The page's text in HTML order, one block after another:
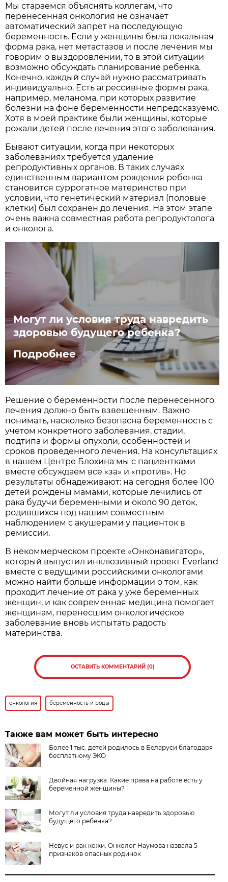
Мы стараемся объяснять коллегам, что
перенесенная онкология не означает
автоматический запрет на последующую
беременность. Если у женщины была локальная
форма рака, нет метастазов и после лечения мы
говорим о выздоровлении, то в этой ситуации
возможно обсуждать планирование ребенка.
Конечно, каждый случай нужно рассматривать
индивидуально. Есть агрессивные формы рака,
например, меланома, при которых развитие
болезни на фоне беременности непредсказуемо.
Хотя в моей практике были женщины, которые
рожали детей после лечения этого заболевания.
Бывают ситуации, когда при некоторых
заболеваниях требуется удаление
репродуктивных органов. В таких случаях
единственным вариантом рождения ребенка
становится суррогатное материнство при
условии, что генетический материал (половые
клетки) был сохранен до лечения. На этом этапе
очень важна совместная работа репродуктолога
и онколога.
Могут ли условия труда навредить
здоровью будущего ребенка?
Подробнее
Решение о беременности после перенесенного
лечения должно быть взвешенным. Важно
понимать, насколько безопасна беременность с
учетом конкретного заболевания, стадии,
подтипа и формы опухоли, особенностей и
сроков проведенного лечения. На консультациях
в нашем Центре Блохина мы с пациентками
вместе обсуждаем все «за» и «против». Но
результаты обнадеживают: на сегодня более 100
детей рождены мамами, которые лечились от
рака будучи беременными и около 90 деток,
родившихся под нашим совместным
наблюдением с акушерами у пациенток в
ремиссии.
В некоммерческом проекте «Онконавигатор»,
который выпустил инклюзивный проект Everland
вместе с ведущими российскими онкологами
можно найти больше информации о том, как
проходит лечение от рака у уже беременных
женщин, и как современная медицина помогает
женщинам, перенесшим онкологическое
заболевание вновь испытать радость
материнства.
ОСТАВИТЬ КОММЕНТАРИЙ (0)
онкология беременность и роды
Также вам может быть интересно
Более 1 тыс. детей родилось в Беларуси благодаря
бесплатному ЭКО
Двойная нагрузка. Какие права на работе есть у
беременной женщины?
Могут ли условия труда навредить здоровью
будущего ребенка?
Невус и рак кожи. Онколог Наумова назвала 5
признаков опасных родинок